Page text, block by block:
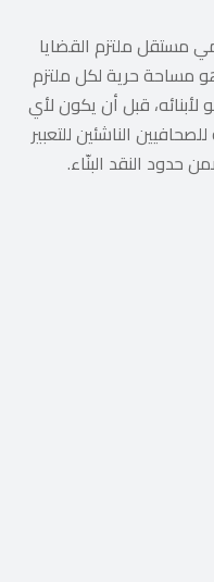
مستقل ملتزم القضايا
مساحة حرية لكل ملتزم
لأبنائه، قبل أن يكون لأي
الناشئين للتعبير
النقد البنّاء.